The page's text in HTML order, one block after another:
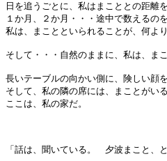
日を追うごとに、私はまこととの距離
１か月、２か月・・・途中で数えるの
私は、まことといられることが、何よ
そして・・・自然のままに、私は、ま
長いテーブルの向かい側に、険しい顔
そして、私の隣の席には、まことがいる
ここは、私の家だ。
「話は、聞いている。 夕波まこと、